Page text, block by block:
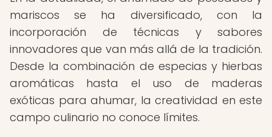
mariscos se ha diversificado, con la
incorporación de técnicas y sabores
innovadores que van más allá de la tradición.
Desde la combinación de especias y hierbas
aromáticas hasta el uso de maderas
exóticas para ahumar, la creatividad en este
campo culinario no conoce límites.